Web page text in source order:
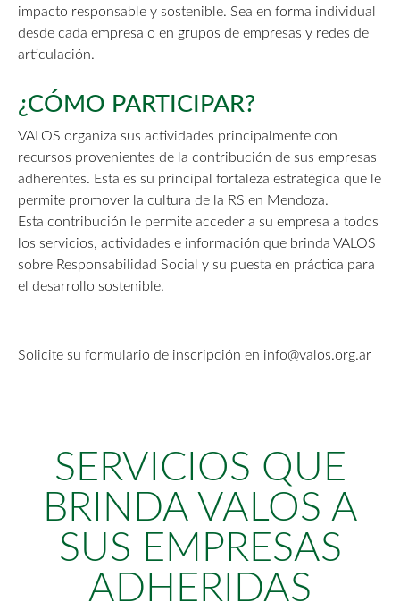
impacto responsable y sostenible. Sea en forma individual
desde cada empresa o en grupos de empresas y redes de
articulación.
¿CÓMO PARTICIPAR?
VALOS organiza sus actividades principalmente con
recursos provenientes de la contribución de sus empresas
adherentes. Esta es su principal fortaleza estratégica que le
permite promover la cultura de la RS en Mendoza.
Esta contribución le permite acceder a su empresa a todos
los servicios, actividades e información que brinda VALOS
sobre Responsabilidad Social y su puesta en práctica para
el desarrollo sostenible.
Solicite su formulario de inscripción en info@valos.org.ar
SERVICIOS QUE
BRINDA VALOS A
SUS EMPRESAS
ADHERIDAS